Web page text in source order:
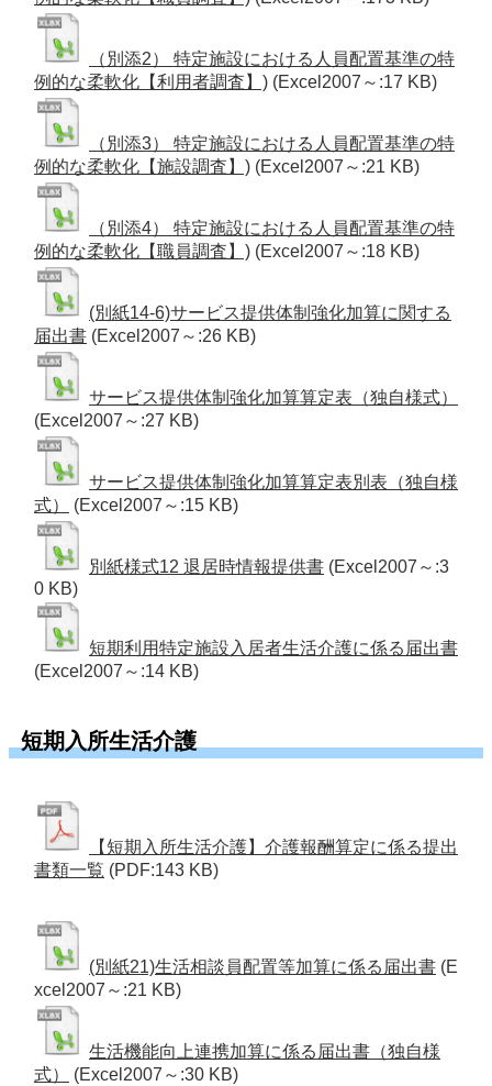
（別添2） 特定施設における人員配置基準の特
例的な柔軟化【利用者調査】) (Excel2007～:17 KB)
（別添3） 特定施設における人員配置基準の特
例的な柔軟化【施設調査】) (Excel2007～:21 KB)
（別添4） 特定施設における人員配置基準の特
例的な柔軟化【職員調査】) (Excel2007～:18 KB)
(別紙14-6)サービス提供体制強化加算に関する
届出書 (Excel2007～:26 KB)
サービス提供体制強化加算算定表（独自様式）
(Excel2007～:27 KB)
サービス提供体制強化加算算定表別表（独自様
式）
(Excel2007～:15 KB)
別紙様式12 退居時情報提供書 (Excel2007～:3
0 KB)
短期利用特定施設入居者生活介護に係る届出書
(Excel2007～:14 KB)
短期入所生活介護
【短期入所生活介護】介護報酬算定に係る提出
書類一覧 (PDF:143 KB)
(別紙21)生活相談員配置等加算に係る届出書 (E
xcel2007～:21 KB)
生活機能向上連携加算に係る届出書（独自様
式）
(Excel2007～:30 KB)